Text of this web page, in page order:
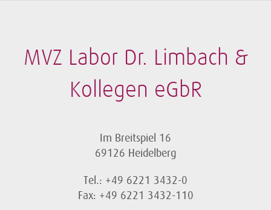
MVZ Labor Dr. Limbach &
Kollegen eGbR
Im Breitspiel 16
69126 Heidelberg
Tel.: +49 6221 3432-0
Fax: +49 6221 3432-110